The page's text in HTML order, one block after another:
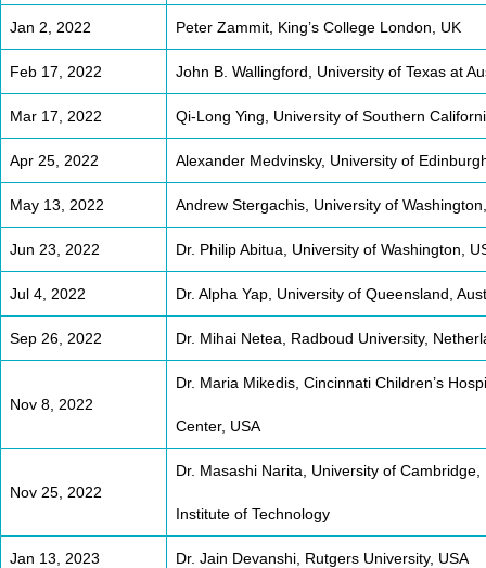
Jan 2, 2022 Peter Zammit, King’s College London, UK
Feb 17, 2022 John B. Wallingford, University of Texas at
Mar 17, 2022 Qi-Long Ying, University of Southern
Apr 25, 2022 Alexander Medvinsky, University of
May 13, 2022 Andrew Stergachis, University of
Jun 23, 2022 Dr. Philip Abitua, University of Washington,
Jul 4, 2022 Dr. Alpha Yap, University of Queensland,
Sep 26, 2022 Dr. Mihai Netea, Radboud University,
Nov 8, 2022
Dr. Maria Mikedis, Cincinnati Children’s
Center, USA
Nov 25, 2022
Dr. Masashi Narita, University of Cambridge,
Institute of Technology
Jan 13, 2023 Dr. Jain Devanshi, Rutgers University, USA